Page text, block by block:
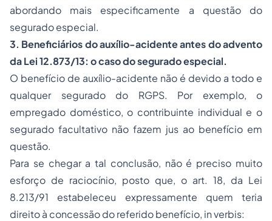
abordando mais especificamente a questão do
segurado especial.
3. Beneficiários do auxílio-acidente antes do advento
da Lei 12.873/13: o caso do segurado especial.
O benefício de auxílio-acidente não é devido a todo e
qualquer segurado do RGPS. Por exemplo, o
empregado doméstico, o contribuinte individual e o
segurado facultativo não fazem jus ao benefício em
questão.
Para se chegar a tal conclusão, não é preciso muito
esforço de raciocínio, posto que, o art. 18, da Lei
8.213/91 estabeleceu expressamente quem teria
direito à concessão do referido benefício, in verbis: